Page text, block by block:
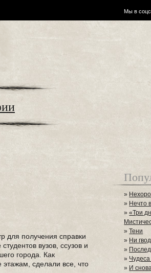
Мы в
для получения справки
вузов, ссузов и
города. Как
сделали все, что
»
» Нечто
»«Три
»Тени
» Ни
»
»
» И